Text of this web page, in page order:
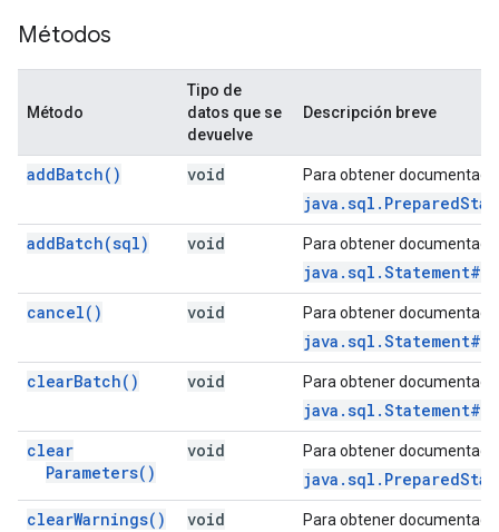
Métodos
Método
Tipo de
datos que se
devuelve
Descripción breve
addBatch( ) void Para obtener
addBatch(sql) void Para obtener
cancel( ) void Para obtener
clearBatch( ) void Para obtener
clear
Parameters( )
void Para obtener
clearWarnings( ) void Para obtener